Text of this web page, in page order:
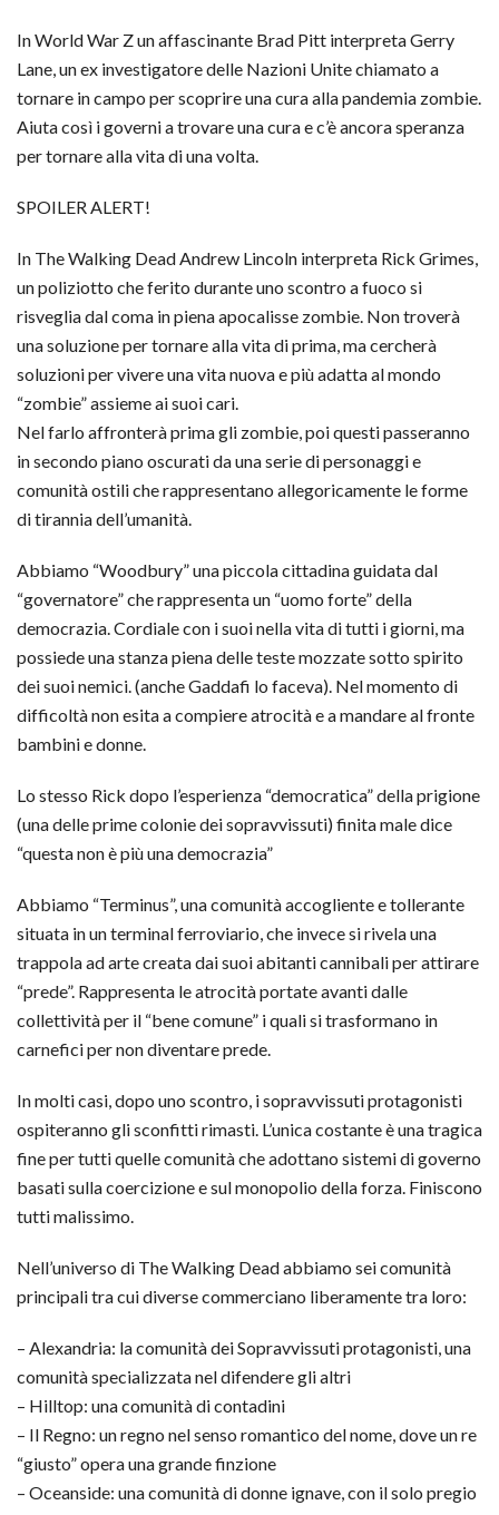
In World War Z un affascinante Brad Pitt interpreta Gerry
Lane, un ex investigatore delle Nazioni Unite chiamato a
tornare in campo per scoprire una cura alla pandemia zombie.
Aiuta così i governi a trovare una cura e c’è ancora speranza
per tornare alla vita di una volta.
SPOILER ALERT!
In The Walking Dead Andrew Lincoln interpreta Rick Grimes,
un poliziotto che ferito durante uno scontro a fuoco si
risveglia dal coma in piena apocalisse zombie. Non troverà
una soluzione per tornare alla vita di prima, ma cercherà
soluzioni per vivere una vita nuova e più adatta al mondo
“zombie” assieme ai suoi cari.
Nel farlo affronterà prima gli zombie, poi questi passeranno
in secondo piano oscurati da una serie di personaggi e
comunità ostili che rappresentano allegoricamente le forme
di tirannia dell’umanità.
Abbiamo “Woodbury” una piccola cittadina guidata dal
“governatore” che rappresenta un “uomo forte” della
democrazia. Cordiale con i suoi nella vita di tutti i giorni, ma
possiede una stanza piena delle teste mozzate sotto spirito
dei suoi nemici. (anche Gaddafi lo faceva). Nel momento di
difficoltà non esita a compiere atrocità e a mandare al fronte
bambini e donne.
Lo stesso Rick dopo l’esperienza “democratica” della prigione
(una delle prime colonie dei sopravvissuti) finita male dice
“questa non è più una democrazia”
Abbiamo “Terminus”, una comunità accogliente e tollerante
situata in un terminal ferroviario, che invece si rivela una
trappola ad arte creata dai suoi abitanti cannibali per attirare
“prede”. Rappresenta le atrocità portate avanti dalle
collettività per il “bene comune” i quali si trasformano in
carnefici per non diventare prede.
In molti casi, dopo uno scontro, i sopravvissuti protagonisti
ospiteranno gli sconfitti rimasti. L’unica costante è una tragica
fine per tutti quelle comunità che adottano sistemi di governo
basati sulla coercizione e sul monopolio della forza. Finiscono
tutti malissimo.
Nell’universo di The Walking Dead abbiamo sei comunità
principali tra cui diverse commerciano liberamente tra loro:
– Alexandria: la comunità dei Sopravvissuti protagonisti, una
comunità specializzata nel difendere gli altri
– Hilltop: una comunità di contadini
– Il Regno: un regno nel senso romantico del nome, dove un re
“giusto” opera una grande finzione
– Oceanside: una comunità di donne ignave, con il solo pregio